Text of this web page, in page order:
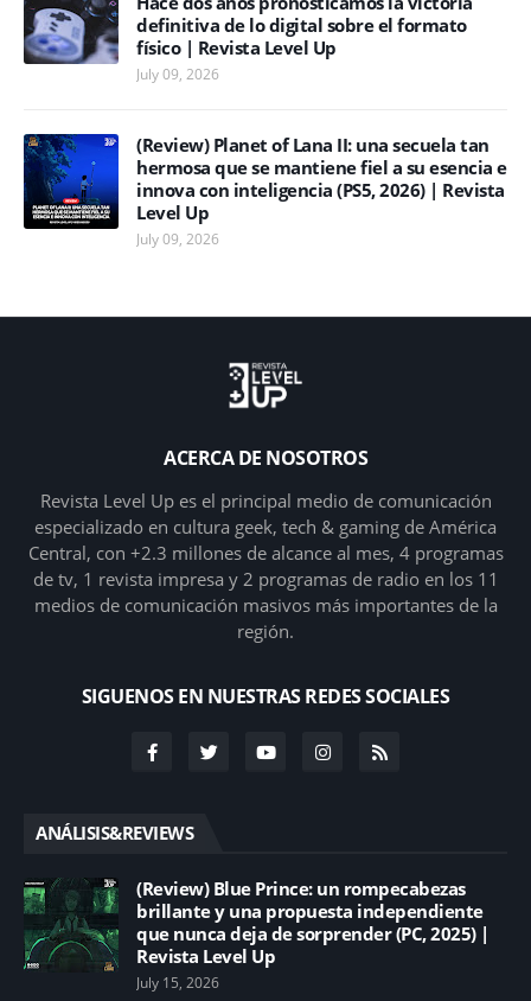
definitiva de lo digital sobre el formato
físico | Revista Level Up
July 09, 2026
(Review) Planet of Lana II: una secuela tan
hermosa que se mantiene fiel a su esencia e
innova con inteligencia (PS5, 2026) | Revista
Level Up
July 09, 2026
ACERCA DE NOSOTROS
Revista Level Up es el principal medio de comunicación
especializado en cultura geek, tech & gaming de América
Central, con +2.3 millones de alcance al mes, 4 programas
de tv, 1 revista impresa y 2 programas de radio en los 11
medios de comunicación masivos más importantes de la
región.
SIGUENOS EN NUESTRAS REDES SOCIALES
ANÁLISIS&REVIEWS
(Review) Blue Prince: un rompecabezas
brillante y una propuesta independiente
que nunca deja de sorprender (PC, 2025) |
Revista Level Up
July 15, 2026